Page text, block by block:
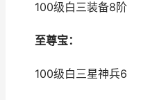
100级白三装备8阶
至尊宝：
100级白三星神兵6